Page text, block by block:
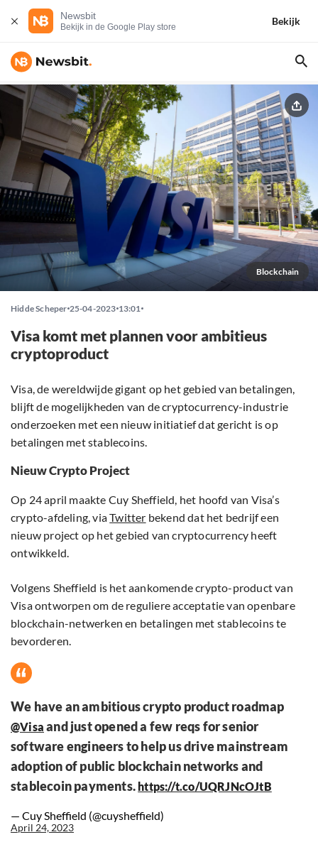
Newsbit
Bekijk in de Google Play store
Bekijk
Blockchain
Hidde Scheper 25-04-2023 13:01
Visa komt met plannen voor ambitieus
cryptoproduct
Visa, de wereldwijde gigant op het gebied van betalingen,
blijft de mogelijkheden van de cryptocurrency-industrie
onderzoeken met een nieuw initiatief dat gericht is op
betalingen met stablecoins.
Nieuw Crypto Project
Op 24 april maakte Cuy Sheffield, het hoofd van Visa’s
crypto-afdeling, viaTwitter bekend dat het bedrijf een
nieuw project op het gebied van cryptocurrency heeft
ontwikkeld.
Volgens Sheffield is het aankomende crypto-product van
Visa ontworpen om de reguliere acceptatie van openbare
blockchain-netwerken en betalingen met stablecoins te
bevorderen.
We have an ambitious crypto product roadmap
@Visa and just opened a few reqs for senior
software engineers to help us drive mainstream
adoption of public blockchain networks and
stablecoin payments. https://t.co/UQRJNcOJtB
— Cuy Sheffield (@cuysheffield)
April 24, 2023